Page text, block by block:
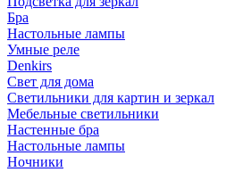
Бра
Настольные лампы
Умные реле
Denkirs
Свет для дома
Светильники для картин и зеркал
Мебельные светильники
Настенные бра
Настольные лампы
Ночники